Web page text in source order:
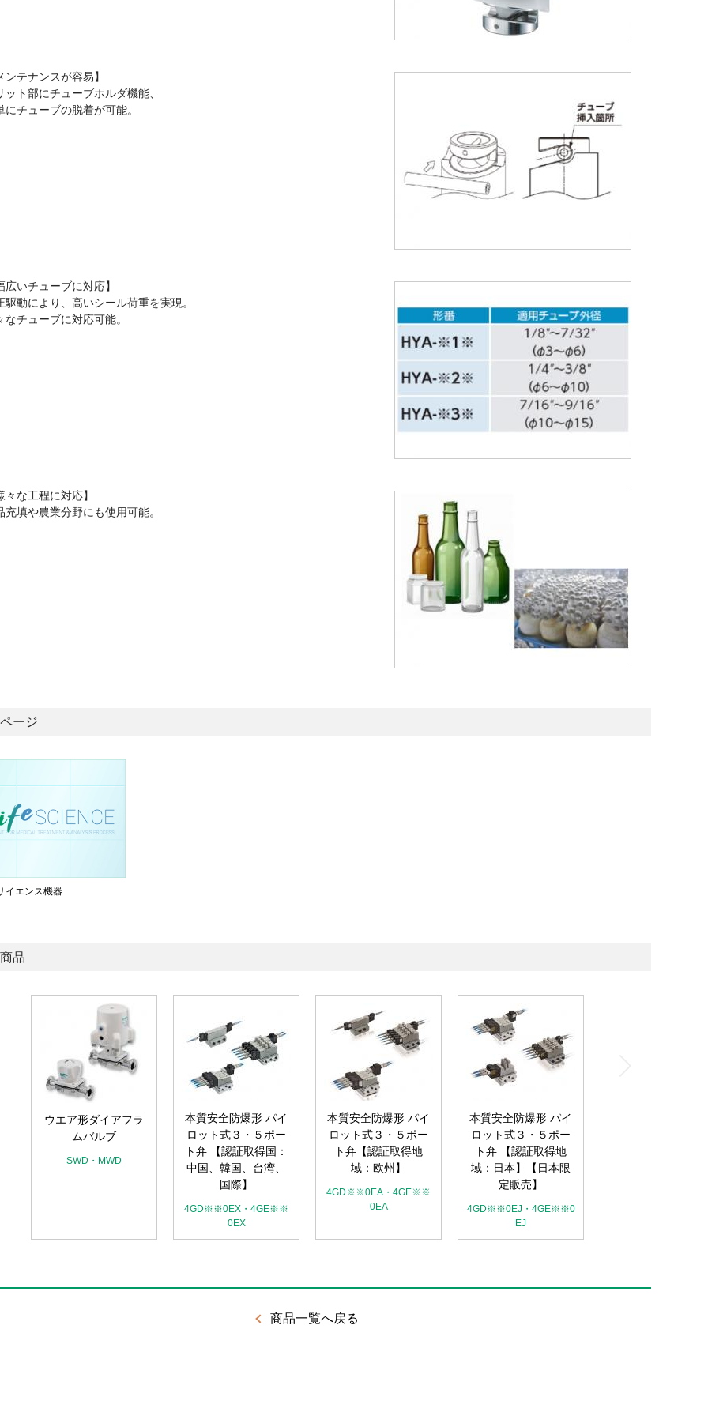
ンテナンスが容易】
ット部にチューブホルダ機能、
にチューブの脱着が可能。
広いチューブに対応】
駆動により、高いシール荷重を実現。
なチューブに対応可能。
々な工程に対応】
充填や農業分野にも使用可能。
ージ
イエンス機器
品
ウエア形ダイアフラ
ムバルブ
SWD・MWD
本質安全防爆形 パイ
ロット式３・５ポー
ト弁 【認証取得国：
中国、韓国、台湾、
国際】
4GD※※0EX・4GE※※
0EX
本質安全防爆形 パイ
ロット式３・５ポー
ト弁【認証取得地
域：欧州】
4GD※※0EA・4GE※※
0EA
本質安全防爆形 パイ
ロット式３・５ポー
ト弁 【認証取得地
域：日本】【日本限
定販売】
4GD※※0EJ・4GE※※0
EJ
商品一覧へ戻る